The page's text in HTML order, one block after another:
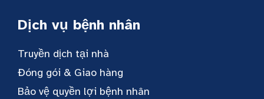
Dịch vụ bệnh nhân
Truyền dịch tại nhà
Đóng gói & Giao hàng
Bảo vệ quyền lợi bệnh nhân